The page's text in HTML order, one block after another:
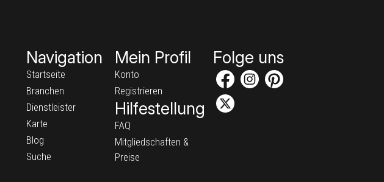
Navigation
Startseite
Branchen
Dienstleister
Karte
Blog
Suche
Mein Profil
Konto
Registrieren
Hilfestellung
FAQ
Mitgliedschaften &
Preise
Folge uns